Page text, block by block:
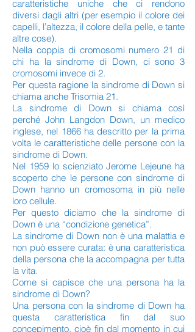
caratteristiche uniche che ci rendono
diversi dagli altri (per esempio il colore dei
capelli, l’altezza, il colore della pelle, e tante
altre cose).
Nella coppia di cromosomi numero 21 di
chi ha la sindrome di Down, ci sono 3
cromosomi invece di 2.
Per questa ragione la sindrome di Down si
chiama anche Trisomia 21.
La sindrome di Down si chiama così
perché John Langdon Down, un medico
inglese, nel 1866 ha descritto per la prima
volta le caratteristiche delle persone con la
sindrome di Down.
Nel 1959 lo scienziato Jerome Lejeune ha
scoperto che le persone con sindrome di
Down hanno un cromosoma in più nelle
loro cellule.
Per questo diciamo che la sindrome di
Down è una “condizione genetica”.
La sindrome di Down non è una malattia e
non può essere curata: è una caratteristica
della persona che la accompagna per tutta
la vita.
Come si capisce che una persona ha la
sindrome di Down?
Una persona con la sindrome di Down ha
questa caratteristica fin dal suo
concepimento, cioè fin dal momento in cui